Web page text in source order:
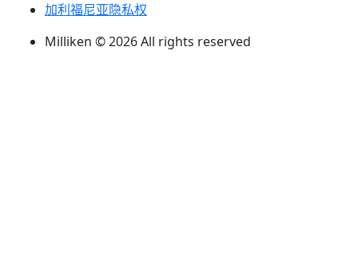
加利福尼亚隐私权
Milliken © 2026 All rights reserved